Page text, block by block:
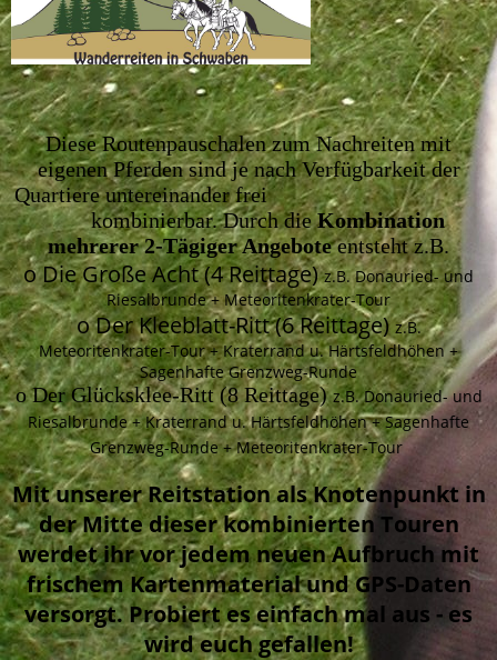
Diese Routenpauschalen zum Nachreiten mit
eigenen Pferden sind je nach Verfügbarkeit der
Quartiere untereinander frei
kombinierbar. Durch dieKombination
mehrerer 2-Tägiger Angeboteentsteht z.B.
o Die Große Acht (4 Reittage)z.B. Donauried- und
Riesalbrunde + Meteoritenkrater-Tour
o Der Kleeblatt-Ritt (6 Reittage)z.B.
Meteoritenkrater-Tour + Kraterrand u. Härtsfeldhöhen +
Sagenhafte Grenzweg-Runde
o Der Glücksklee-Ritt (8 Reittage)z.B. Donauried- und
Riesalbrunde + Kraterrand u. Härtsfeldhöhen + Sagenhafte
Grenzweg-Runde + Meteoritenkrater-Tour
Mit unserer Reitstation als Knotenpunkt in
der Mitte dieser kombinierten Touren
werdet ihr vor jedem neuen Aufbruch mit
frischem Kartenmaterial und GPS-Daten
versorgt. Probiert es einfach mal aus - es
wird euch gefallen!